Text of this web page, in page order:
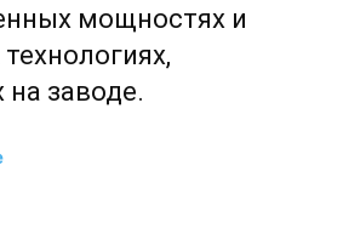
мощностях и
заводе.